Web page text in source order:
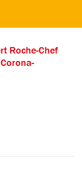
Roche-Chef